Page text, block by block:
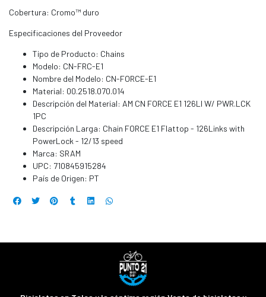
Cobertura: Cromo™ duro
Especificaciones del Proveedor
Tipo de Producto: Chains
Modelo: CN-FRC-E1
Nombre del Modelo: CN-FORCE-E1
Material: 00.2518.070.014
Descripción del Material: AM CN FORCE E1 126LI W/ PWR.LCK
1PC
Descripción Larga: Chain FORCE E1 Flattop - 126Links with
PowerLock - 12/13 speed
Marca: SRAM
UPC: 710845915284
País de Origen: PT